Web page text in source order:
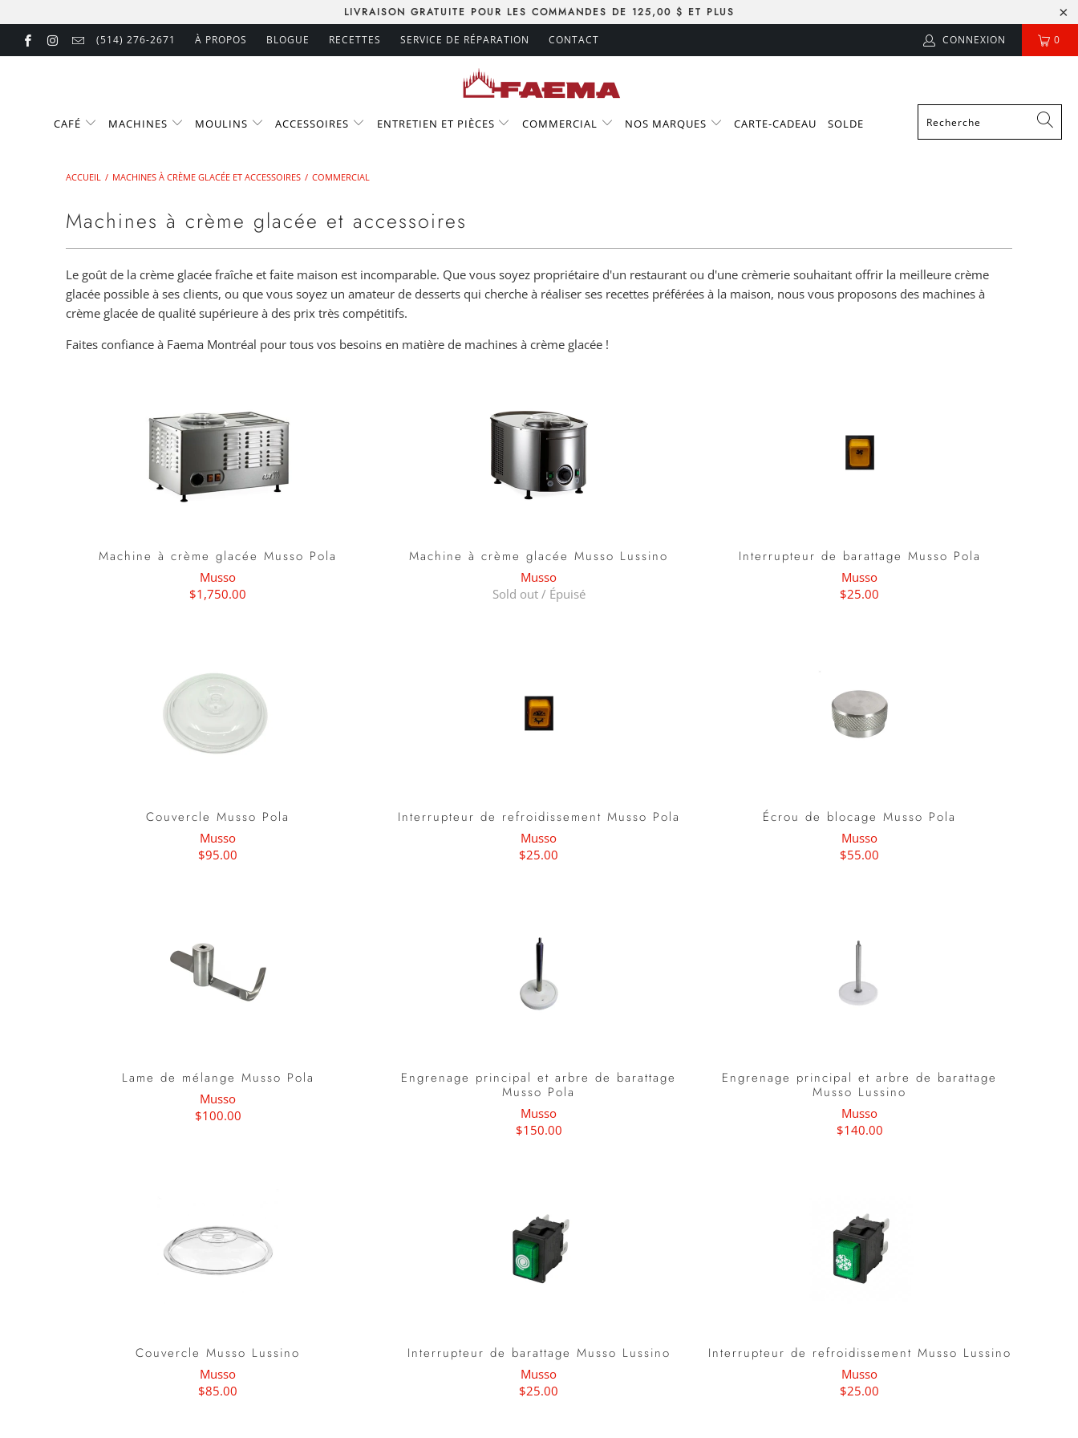
LIVRAISON GRATUITE POUR LES COMMANDES DE 125,00 $ ET PLUS
(514) 276-2671 À PROPOS BLOGUE RECETTES SERVICE DE RÉPARATION CONTACT CONNEXION 0
CAFÉ MACHINES MOULINS ACCESSOIRES ENTRETIEN ET PIÈCES COMMERCIAL NOS MARQUES CARTE-CADEAU SOLDE
ACCUEIL / MACHINES À CRÈME GLACÉE ET ACCESSOIRES / COMMERCIAL
Machines à crème glacée et accessoires
Le goût de la crème glacée fraîche et faite maison est incomparable. Que vous soyez propriétaire d'un restaurant ou d'une crèmerie souhaitant offrir la meilleure crème
glacée possible à ses clients, ou que vous soyez un amateur de desserts qui cherche à réaliser ses recettes préférées à la maison, nous vous proposons des machines à
crème glacée de qualité supérieure à des prix très compétitifs.
Faites confiance à Faema Montréal pour tous vos besoins en matière de machines à crème glacée !
Machine à crème glacée Musso Pola
Musso
$1,750.00
Machine à crème glacée Musso Lussino
Musso
Sold out / Épuisé
Interrupteur de barattage Musso Pola
Musso
$25.00
Couvercle Musso Pola
Musso
$95.00
Interrupteur de refroidissement Musso Pola
Musso
$25.00
Écrou de blocage Musso Pola
Musso
$55.00
Lame de mélange Musso Pola
Musso
$100.00
Engrenage principal et arbre de barattage
Musso Pola
Musso
$150.00
Engrenage principal et arbre de barattage
Musso Lussino
Musso
$140.00
Couvercle Musso Lussino
Musso
$85.00
Interrupteur de barattage Musso Lussino
Musso
$25.00
Interrupteur de refroidissement Musso Lussino
Musso
$25.00